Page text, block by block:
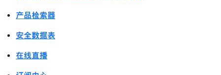
产品检索器
安全数据表
在线直播